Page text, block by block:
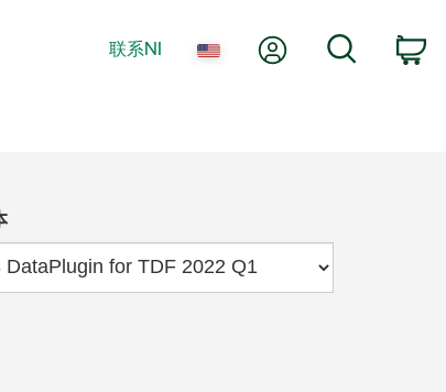
联系NI 我的账户